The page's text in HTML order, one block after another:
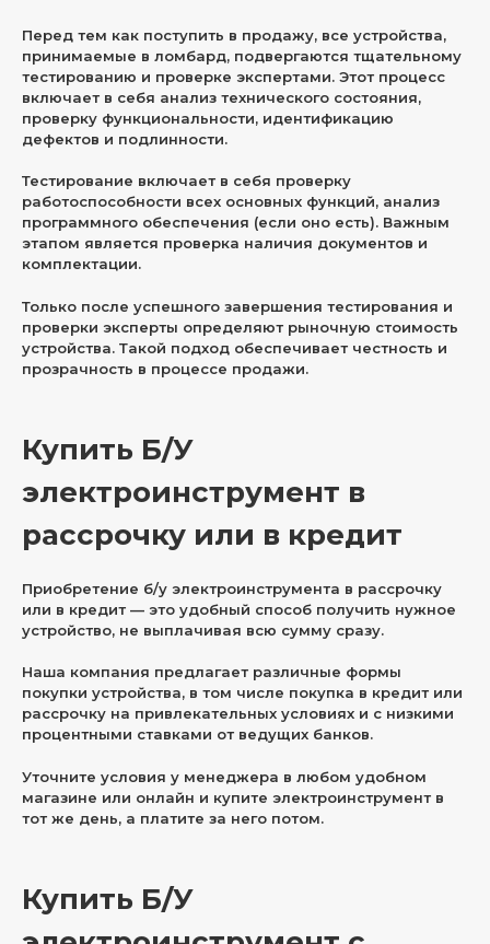
Перед тем как поступить в продажу, все устройства,
принимаемые в ломбард, подвергаются тщательному
тестированию и проверке экспертами. Этот процесс
включает в себя анализ технического состояния,
проверку функциональности, идентификацию
дефектов и подлинности.
Тестирование включает в себя проверку
работоспособности всех основных функций, анализ
программного обеспечения (если оно есть). Важным
этапом является проверка наличия документов и
комплектации.
Только после успешного завершения тестирования и
проверки эксперты определяют рыночную стоимость
устройства. Такой подход обеспечивает честность и
прозрачность в процессе продажи.
Купить Б/У
электроинструмент в
рассрочку или в кредит
Приобретение б/у электроинструмента в рассрочку
или в кредит — это удобный способ получить нужное
устройство, не выплачивая всю сумму сразу.
Наша компания предлагает различные формы
покупки устройства, в том числе покупка в кредит или
рассрочку на привлекательных условиях и с низкими
процентными ставками от ведущих банков.
Уточните условия у менеджера в любом удобном
магазине или онлайн и купите электроинструмент в
тот же день, а платите за него потом.
Купить Б/У